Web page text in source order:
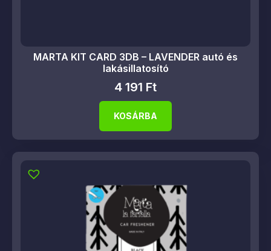
MARTA KIT CARD 3DB – LAVENDER autó és
lakásillatosító
4 191 Ft
KOSÁRBA